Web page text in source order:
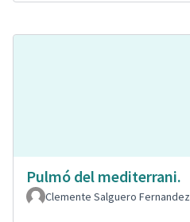
Pulmó del mediterrani.
Clemente Salguero Fernandez